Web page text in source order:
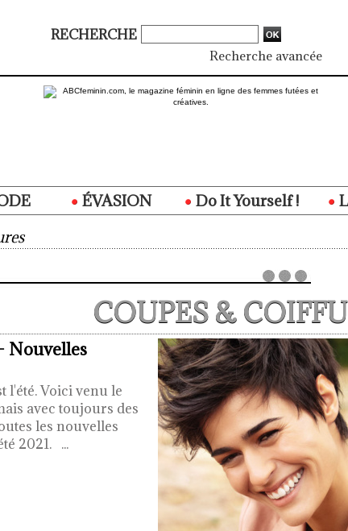
RECHERCHE
Recherche avancée
ÉVASION Do It Yourself !
COUPES &
Nouvelles
l'été. Voici venu le
avec toujours des
les nouvelles
2021. ...